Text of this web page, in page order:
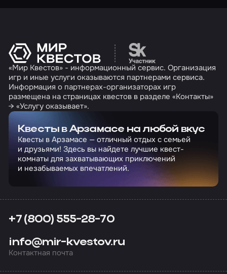
Перейти на сайт
«Мир Квестов» - информационный сервис. Организация
игр и иные услуги оказываются партнерами сервиса.
Информация о партнерах-организаторах игр
размещена на страницах квестов в разделе «Контакты»
→ «Услугу оказывает».
Квесты в Арзамасе на любой вкус
Квесты в Арзамасе — отличный отдых с семьей
и друзьями! Здесь вы найдете лучшие квест-
комнаты для захватывающих приключений
и незабываемых впечатлений.
+7 (800) 555-28-70
info@mir-kvestov.ru
Контактная почта